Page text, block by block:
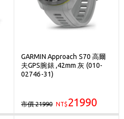
GARMIN Approach S70 高爾
夫GPS腕錶 ,42mm 灰 (010-
02746-31)
市價 21990 NT$ 21990